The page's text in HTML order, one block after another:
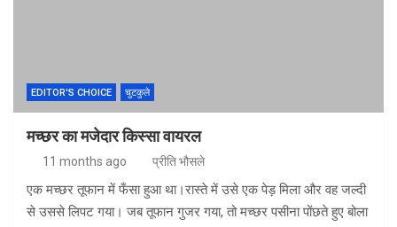
EDITOR'S CHOICE चुटकुले
मच्छर का मजेदार किस्सा वायरल
11 months ago प्रीति भौसले
एक मच्छर तूफान में फँसा हुआ था।रास्ते में उसे एक पेड़ मिला और वह जल्दी
से उससे लिपट गया। जब तूफान गुजर गया, तो मच्छर पसीना पोंछते हुए बोला